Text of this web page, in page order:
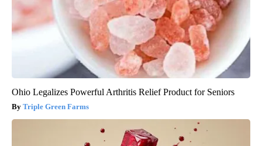
Ohio Legalizes Powerful Arthritis Relief Product for Seniors
Triple Green Farms